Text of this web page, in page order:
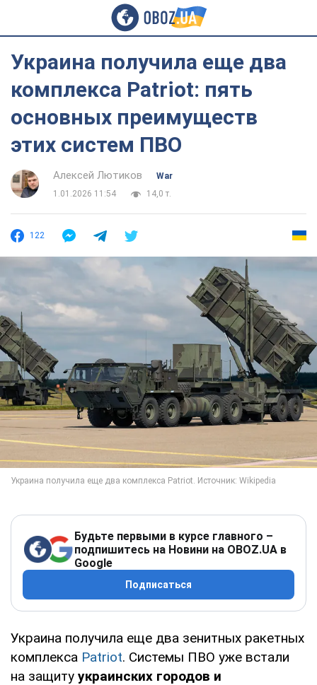
Украина получила еще два
комплекса Patriot: пять
основных преимуществ
этих систем ПВО
Алексей Лютиков
War
1.01.2026 11:54
14,0 т.
122
Будьте первыми в курсе главного –
подпишитесь на Новини на OBOZ.UA в
Google
Подписаться
Украина получила еще два зенитных ракетных
комплекса Patriot. Системы ПВО уже встали
на защиту украинских городов и